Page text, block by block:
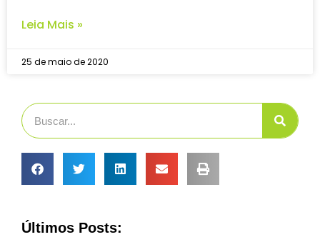
Leia Mais »
25 de maio de 2020
Últimos Posts: